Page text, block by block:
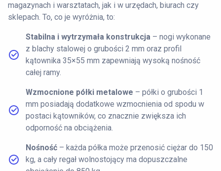
magazynach i warsztatach, jak i w urzędach, biurach czy
sklepach. To, co je wyróżnia, to:
Stabilna i wytrzymała konstrukcja – nogi wykonane
z blachy stalowej o grubości 2 mm oraz profil
kątownika 35×55 mm zapewniają wysoką nośność
całej ramy.
Wzmocnione półki metalowe – półki o grubości 1
mm posiadają dodatkowe wzmocnienia od spodu w
postaci kątowników, co znacznie zwiększa ich
odporność na obciążenia.
Nośność – każda półka może przenosić ciężar do 150
kg, a cały regał wolnostojący ma dopuszczalne